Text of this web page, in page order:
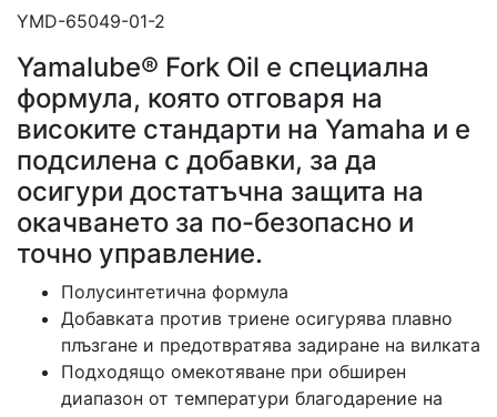
YMD-65049-01-2
Yamalube® Fork Oil е специална
формула, която отговаря на
високите стандарти на Yamaha и е
подсилена с добавки, за да
осигури достатъчна защита на
окачването за по-безопасно и
точно управление.
Полусинтетична формула
Добавката против триене осигурява плавно
плъзгане и предотвратява задиране на вилката
Подходящо омекотяване при обширен
диапазон от температури благодарение на